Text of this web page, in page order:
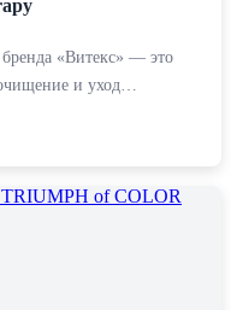
«Витекс» — это
и уход…